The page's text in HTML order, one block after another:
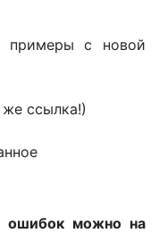
примеры с новой
ссылка!)
ошибок можно на